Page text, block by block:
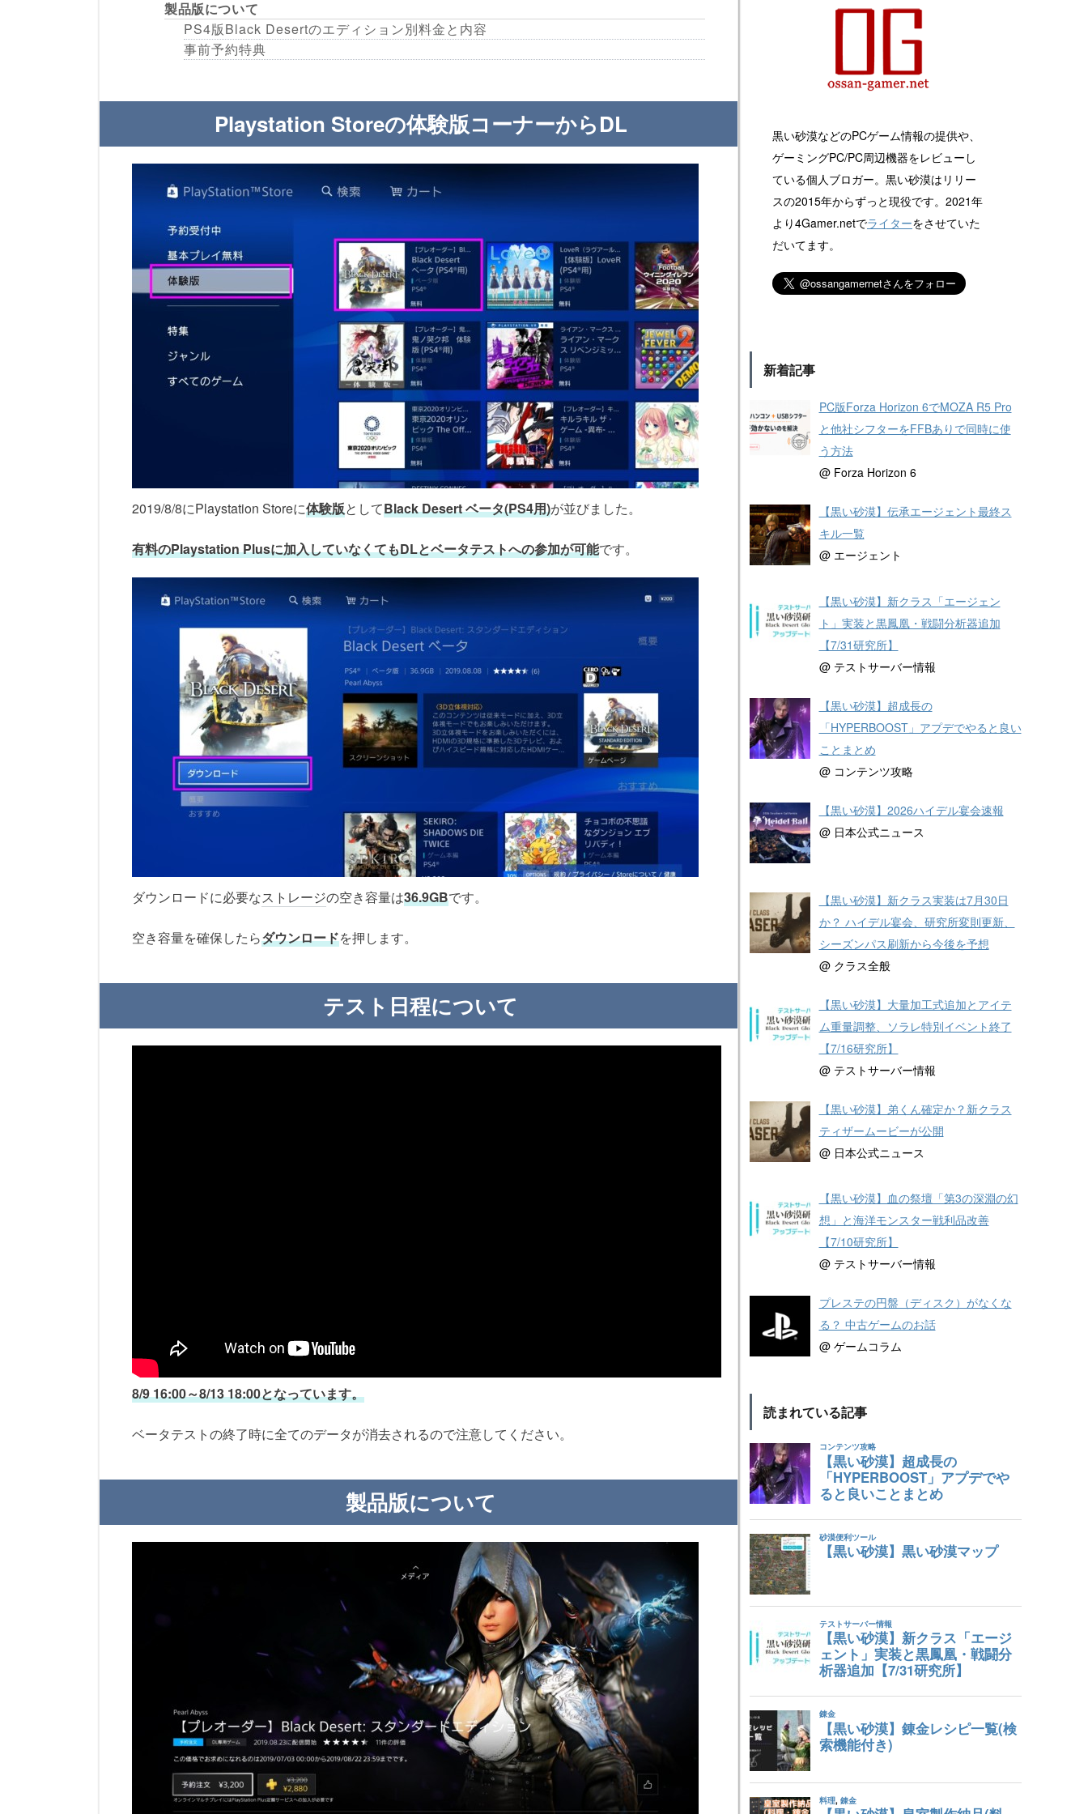
製品版について
PS4版Black Desertのエディション別料金と内容
事前予約特典
Playstation Storeの体験版コーナーからDL
2019/8/8にPlaystation Storeに体験版としてBlack Desert ベータ(PS4用)が並びました。
有料のPlaystation Plusに加入していなくてもDLとベータテストへの参加が可能です。
ダウンロードに必要なストレージの空き容量は36.9GBです。
空き容量を確保したらダウンロードを押します。
テスト日程について
8/9 16:00～8/13 18:00となっています。
ベータテストの終了時に全てのデータが消去されるので注意してください。
製品版について
黒い砂漠などのPCゲーム情報の提供や、
ゲーミングPC/PC周辺機器をレビューし
ている個人ブロガー。黒い砂漠はリリー
スの2015年からずっと現役です。2021年
より4Gamer.netでライターをさせていた
だいてます。
新着記事
PC版Forza Horizon 6でMOZA R5 Pro
と他社シフターをFFBありで同時に使
う方法
@ Forza Horizon 6
【黒い砂漠】伝承エージェント最終ス
キル一覧
@ エージェント
【黒い砂漠】新クラス「エージェン
ト」実装と黒鳳凰・戦闘分析器追加
【7/31研究所】
@ テストサーバー情報
【黒い砂漠】超成長の
「HYPERBOOST」アプデでやると良い
ことまとめ
@ コンテンツ攻略
【黒い砂漠】2026ハイデル宴会速報
@ 日本公式ニュース
【黒い砂漠】新クラス実装は7月30日
か？ ハイデル宴会、研究所変則更新、
シーズンパス刷新から今後を予想
@ クラス全般
【黒い砂漠】大量加工式追加とアイテ
ム重量調整、ソラレ特別イベント終了
【7/16研究所】
@ テストサーバー情報
【黒い砂漠】弟くん確定か？新クラス
ティザームービーが公開
@ 日本公式ニュース
【黒い砂漠】血の祭壇「第3の深淵の幻
想」と海洋モンスター戦利品改善
【7/10研究所】
@ テストサーバー情報
プレステの円盤（ディスク）がなくな
る？ 中古ゲームのお話
@ ゲームコラム
読まれている記事